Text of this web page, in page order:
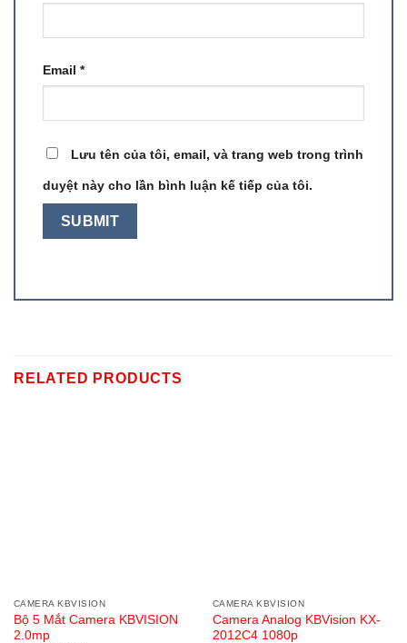
Email *
Lưu tên của tôi, email, và trang web trong trình
duyệt này cho lần bình luận kế tiếp của tôi.
RELATED PRODUCTS
CAMERA KBVISION
Bộ 5 Mắt Camera KBVISION
2.0mp
CAMERA KBVISION
Camera Analog KBVision KX-
2012C4 1080p